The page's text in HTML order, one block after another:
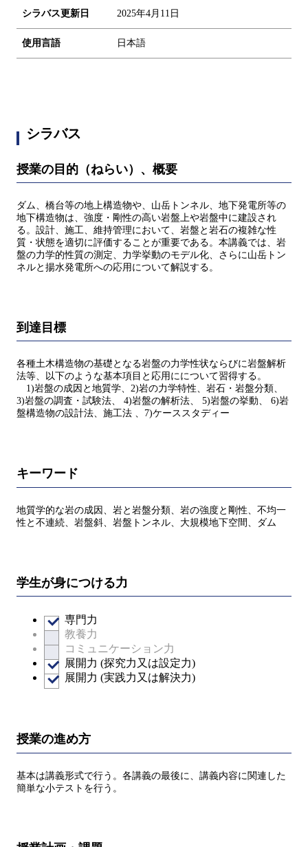
シラバス更新日 2025年4月11日
使用言語 日本語
シラバス
授業の目的（ねらい）、概要
ダム、橋台等の地上構造物や、山岳トンネル、地下発電所等の
地下構造物は、強度・剛性の高い岩盤上や岩盤中に建設され
る。設計、施工、維持管理において、岩盤と岩石の複雑な性
質・状態を適切に評価することが重要である。本講義では、岩
盤の力学的性質の測定、力学挙動のモデル化、さらに山岳トン
ネルと揚水発電所への応用について解説する。
到達目標
各種土木構造物の基礎となる岩盤の力学性状ならびに岩盤解析
法等、以下のような基本項目と応用にについて習得する。
1)岩盤の成因と地質学、2)岩の力学特性、岩石・岩盤分類、
3)岩盤の調査・試験法、 4)岩盤の解析法、 5)岩盤の挙動、 6)岩
盤構造物の設計法、施工法 、7)ケーススタディー
キーワード
地質学的な岩の成因、岩と岩盤分類、岩の強度と剛性、不均一
性と不連続、岩盤斜、岩盤トンネル、大規模地下空間、ダム
学生が身につける力
専門力
教養力
コミュニケーション力
展開力 (探究力又は設定力)
展開力 (実践力又は解決力)
授業の進め方
基本は講義形式で⾏う。各講義の最後に、講義内容に関連した
簡単な⼩テストを⾏う。